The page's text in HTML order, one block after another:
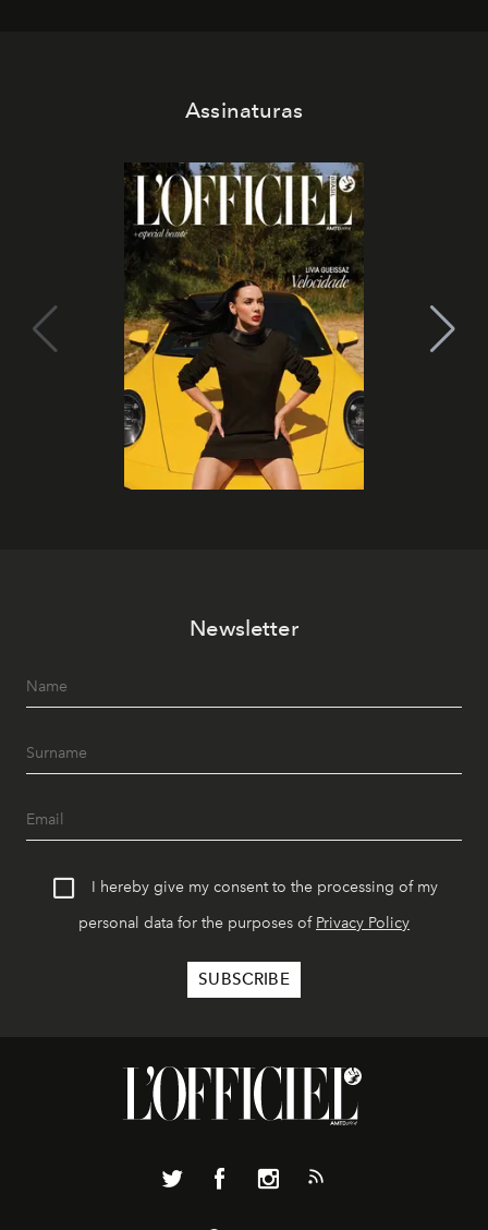
Assinaturas
Newsletter
I hereby give my consent to the processing of my
personal data for the purposes of Privacy Policy